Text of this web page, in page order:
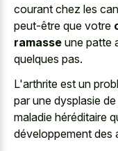
courant chez les
peut-être que votre
ramasse une patte
quelques pas.
L'arthrite est un
par une dysplasie
maladie héréditaire
développement des